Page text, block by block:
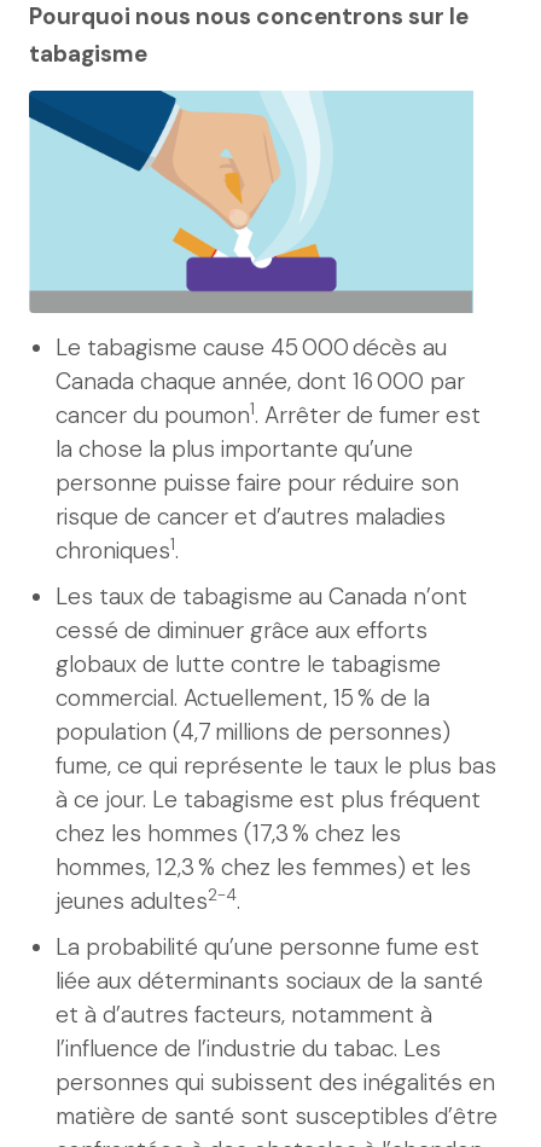
Pourquoi nous nous concentrons sur le
tabagisme
Le tabagisme cause 45 000 décès au
Canada chaque année, dont 16 000 par
cancer du poumon1. Arrêter de fumer est
la chose la plus importante qu’une
personne puisse faire pour réduire son
risque de cancer et d’autres maladies
chroniques1.
Les taux de tabagisme au Canada n’ont
cessé de diminuer grâce aux efforts
globaux de lutte contre le tabagisme
commercial. Actuellement, 15 % de la
population (4,7 millions de personnes)
fume, ce qui représente le taux le plus bas
à ce jour. Le tabagisme est plus fréquent
chez les hommes (17,3 % chez les
hommes, 12,3 % chez les femmes) et les
jeunes adultes2-4.
La probabilité qu’une personne fume est
liée aux déterminants sociaux de la santé
et à d’autres facteurs, notamment à
l’influence de l’industrie du tabac. Les
personnes qui subissent des inégalités en
matière de santé sont susceptibles d’être